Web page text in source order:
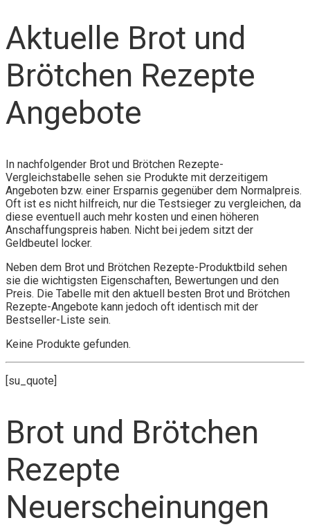
Aktuelle Brot und
Brötchen Rezepte
Angebote
In nachfolgender Brot und Brötchen Rezepte-
Vergleichstabelle sehen sie Produkte mit derzeitigem
Angeboten bzw. einer Ersparnis gegenüber dem Normalpreis.
Oft ist es nicht hilfreich, nur die Testsieger zu vergleichen, da
diese eventuell auch mehr kosten und einen höheren
Anschaffungspreis haben. Nicht bei jedem sitzt der
Geldbeutel locker.
Neben dem Brot und Brötchen Rezepte-Produktbild sehen
sie die wichtigsten Eigenschaften, Bewertungen und den
Preis. Die Tabelle mit den aktuell besten Brot und Brötchen
Rezepte-Angebote kann jedoch oft identisch mit der
Bestseller-Liste sein.
Keine Produkte gefunden.
[su_quote]
Brot und Brötchen
Rezepte
Neuerscheinungen